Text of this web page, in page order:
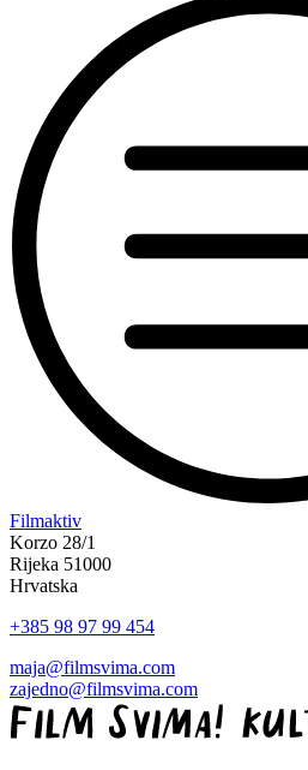
“Koke
svima
—
inkluzivna
svima
Kino
Mediteran
projekcija
u
Filmaktiv
Korzo 28/1
Rijeka 51000
Hrvatska
+385 98 97 99 454
maja@filmsvima.com
zajedno@filmsvima.com